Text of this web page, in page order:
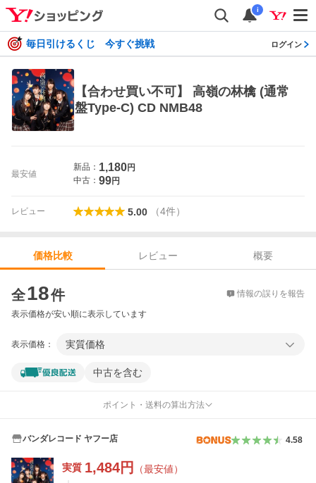
i
毎日引けるくじ 今すぐ挑戦 ログイン
【合わせ買い不可】 高嶺の林檎 (通常
盤Type-C) CD NMB48
最安値
新品： 1,180円
中古： 99円
レビュー 5.00 （4件）
価格比較 レビュー
概要
全18件 情報の誤りを報告
表示価格が安い順に表示しています
表示価格： 実質価格
中古を含む
ポイント・送料の算出方法
バンダレコード ヤフー店 4.58
実質 1,484円 （最安値）